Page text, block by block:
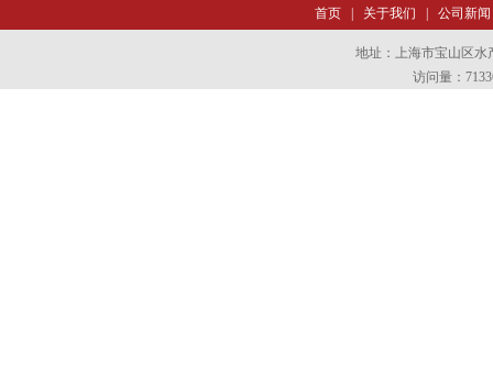
首页| 关于我们 公司新闻
地址：上海市宝山区水
访问量：